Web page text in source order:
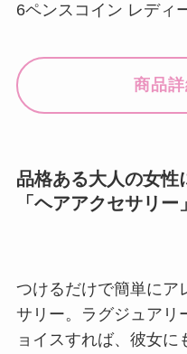
6ペンスコイン レディ
商品
品格ある大人の女
「ヘアアクセサリー」
つけるだけで簡単にア
サリー。ラグジュアリ
ョイスすれば、彼女に